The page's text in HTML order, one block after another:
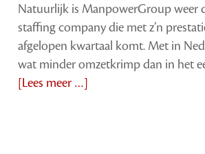
Natuurlijk is ManpowerGroup weer
staffing company die met z’n
afgelopen kwartaal komt. Met in
wat minder omzetkrimp dan in het
[Lees meer …]